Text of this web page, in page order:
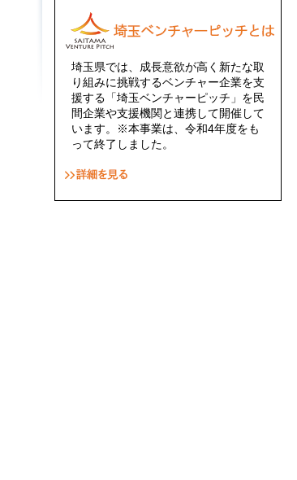
埼玉県では、成長意欲が高く新たな取
り組みに挑戦するベンチャー企業を支
援する「埼玉ベンチャーピッチ」を民
間企業や支援機関と連携して開催して
います。※本事業は、令和4年度をも
って終了しました。
詳細を見る